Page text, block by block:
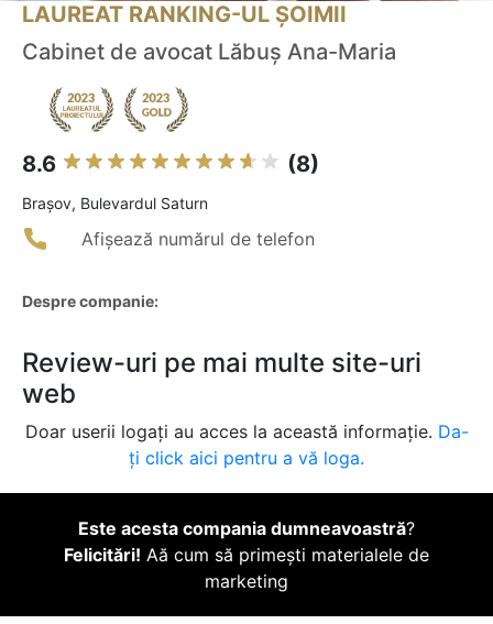
LAUREAT RANKING-UL ȘOIMII
Cabinet de avocat Lăbuș Ana-Maria
8.6 (8)
Braşov, Bulevardul Saturn
Afișează numărul de telefon
Despre companie:
Review-uri pe mai multe site-uri
web
Doar userii logați au acces la această informație. Da-
ți click aici pentru a vă loga.
Este acesta compania dumneavoastră?
Felicitări! Aă cum să primești materialele de
marketing